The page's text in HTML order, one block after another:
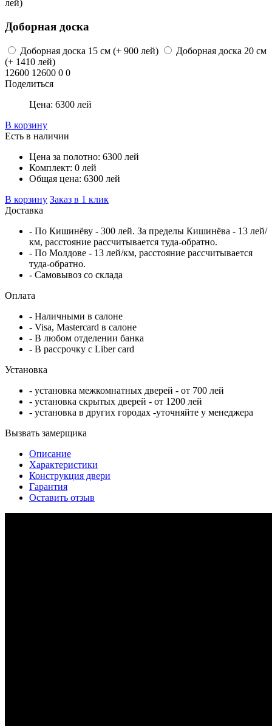
лей)
Доборная доска
Доборная доска 15 см (+ 900 лей) Доборная доска 20 см
(+ 1410 лей)
12600 12600 0 0
Поделиться
Цена: 6300 лей
В корзину
Есть в наличии
Цена за полотно: 6300 лей
Комплект: 0 лей
Общая цена: 6300 лей
В корзину Заказ в 1 клик
Доставка
- По Кишинёву - 300 лей. За пределы Кишинёва - 13 лей/
км, расстояние рассчитывается туда-обратно.
- По Молдове - 13 лей/км, расстояние рассчитывается
туда-обратно.
- Самовывоз со склада
Оплата
- Наличными в салоне
- Visa, Mastercard в салоне
- В любом отделении банка
- В рассрочку c Liber card
Установка
- установка межкомнатных дверей - от 700 лей
- установка скрытых дверей - от 1200 лей
- установка в других городах -уточняйте у менеджера
Вызвать замерщика
Описание
Характеристики
Конструкция двери
Гарантия
Оставить отзыв